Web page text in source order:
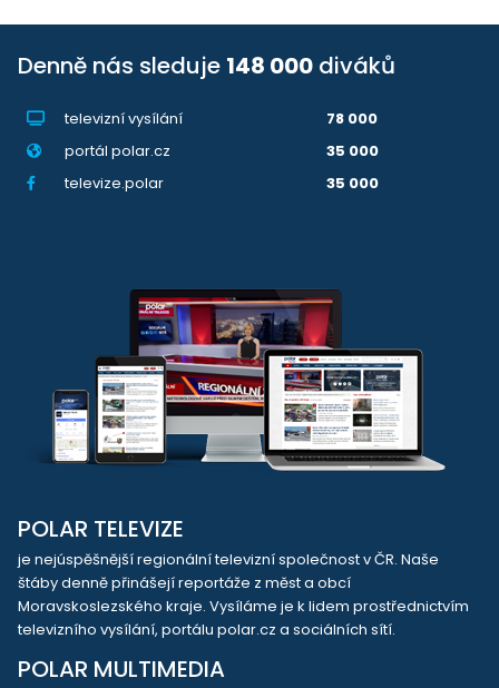
Denně nás sleduje 148 000 diváků
televizní vysílání
78 000
portál polar.cz
35 000
televize.polar
35 000
POLAR TELEVIZE
je nejúspěšnější regionální televizní společnost v ČR. Naše
štáby denně přinášejí reportáže z měst a obcí
Moravskoslezského kraje. Vysíláme je k lidem prostřednictvím
televizního vysílání, portálu polar.cz a sociálních sítí.
POLAR MULTIMEDIA